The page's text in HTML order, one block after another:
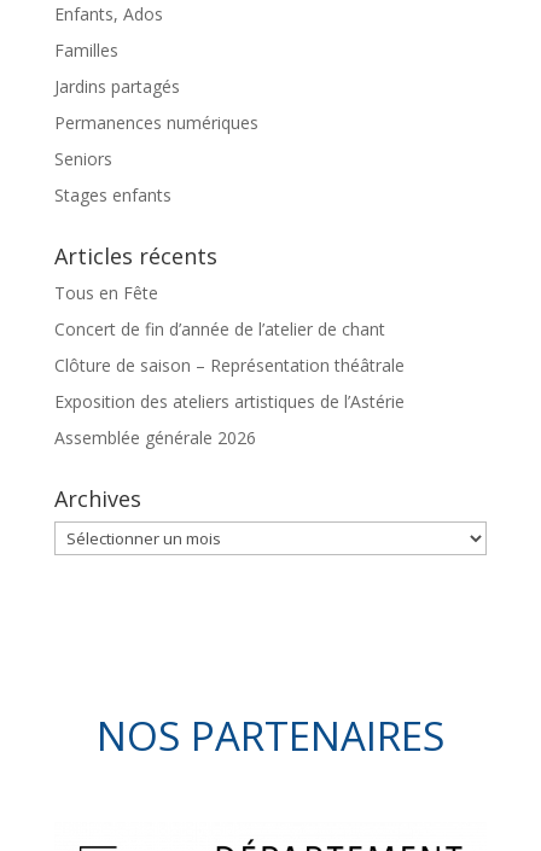
Enfants, Ados
Familles
Jardins partagés
Permanences numériques
Seniors
Stages enfants
Articles récents
Tous en Fête
Concert de fin d’année de l’atelier de chant
Clôture de saison – Représentation théâtrale
Exposition des ateliers artistiques de l’Astérie
Assemblée générale 2026
Archives
Archives
NOS PARTENAIRES